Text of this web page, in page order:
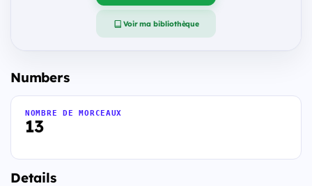
Voir ma bibliothèque
Numbers
13
NOMBRE DE MORCEAUX
Details